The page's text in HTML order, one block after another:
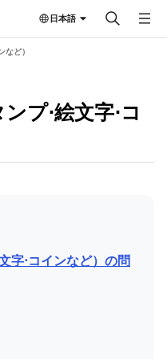
日本語
など）
プ⋅絵文字⋅コ
字⋅コインなど）の問